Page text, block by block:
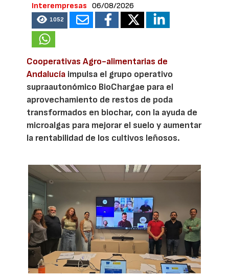
Interempresas
06/08/2026
1052
Cooperativas Agro-alimentarias de
Andalucía impulsa el grupo operativo
supraautonómico BioChargae para el
aprovechamiento de restos de poda
transformados en biochar, con la ayuda de
microalgas para mejorar el suelo y aumentar
la rentabilidad de los cultivos leñosos.